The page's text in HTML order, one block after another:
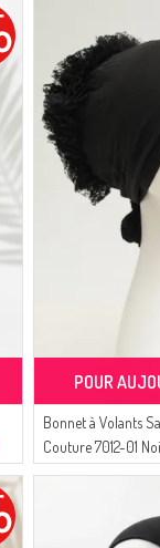
Bonnet à Volants
Couture 7012-01
POUR